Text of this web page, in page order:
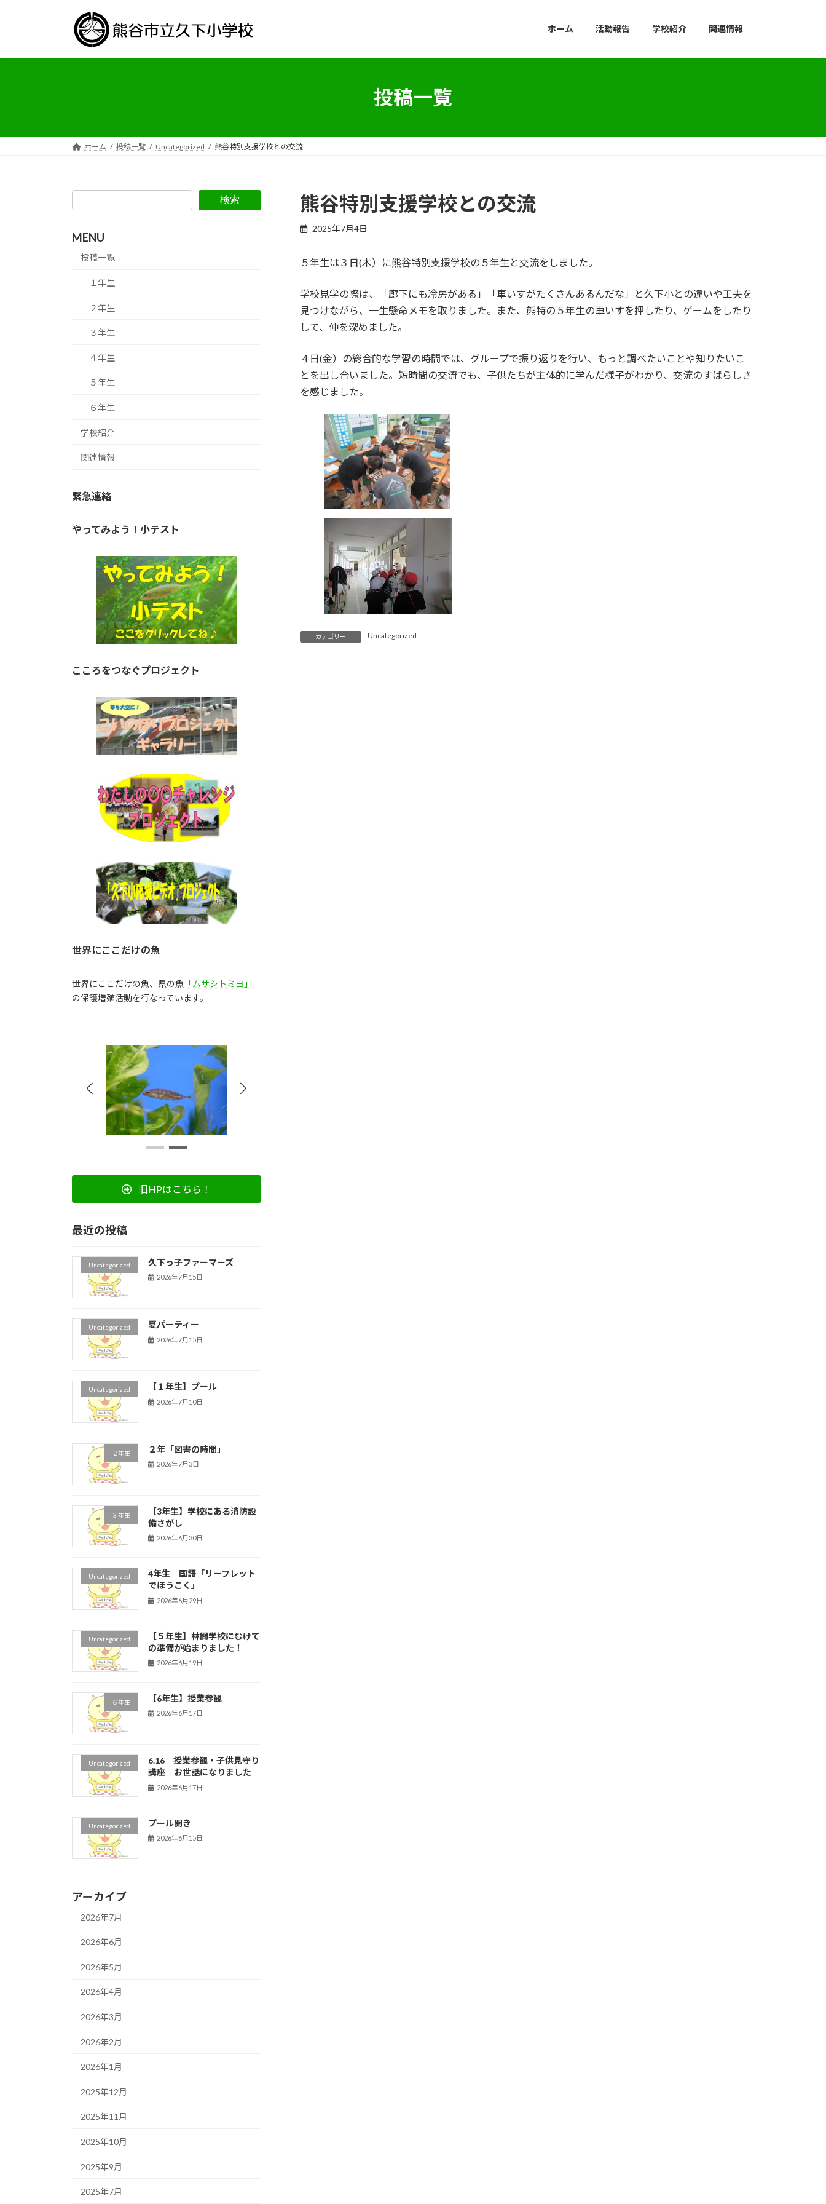
プ
動
ホーム 活動報告 学校紹介 関連情報
投稿一覧
ホーム 投稿一覧 Uncategorized 熊谷特別支援学校との交流
熊谷特別支援学校との交流
2025年7月4日
５年生は３日(木）に熊谷特別支援学校の５年生と交流をしました。
学校見学の際は、「廊下にも冷房がある」「車いすがたくさんあるんだな」と久下小との違いや工夫を
見つけながら、一生懸命メモを取りました。また、熊特の５年生の車いすを押したり、ゲームをしたり
して、仲を深めました。
４日(金）の総合的な学習の時間では、グループで振り返りを行い、もっと調べたいことや知りたいこ
とを出し合いました。短時間の交流でも、子供たちが主体的に学んだ様子がわかり、交流のすばらしさ
を感じました。
カテゴリー Uncategorized
検索
MENU
投稿一覧
１年生
２年生
３年生
４年生
５年生
６年生
学校紹介
関連情報
緊急連絡
やってみよう！小テスト
こころをつなぐプロジェクト
世界にここだけの魚
世界にここだけの魚、県の魚 「ムサシトミヨ」
の保護増殖活動を行なっています。
旧HPはこちら！
最近の投稿
Uncategorized 久下っ子ファーマーズ
2026年7月15日
Uncategorized 夏パーティー
2026年7月15日
Uncategorized 【１年生】プール
2026年7月10日
２年生 ２年「図書の時間」
2026年7月3日
３年生
【3年生】学校にある消防設
備さがし
2026年6月30日
Uncategorized
4年生 国語「リーフレット
でほうこく」
2026年6月29日
Uncategorized
【５年生】林間学校にむけて
の準備が始まりました！
2026年6月19日
６年生 【6年生】授業参観
2026年6月17日
Uncategorized
6.16 授業参観・子供見守り
講座 お世話になりました
2026年6月17日
Uncategorized プール開き
2026年6月15日
アーカイブ
2026年7月
2026年6月
2026年5月
2026年4月
2026年3月
2026年2月
2026年1月
2025年12月
2025年11月
2025年10月
2025年9月
2025年7月